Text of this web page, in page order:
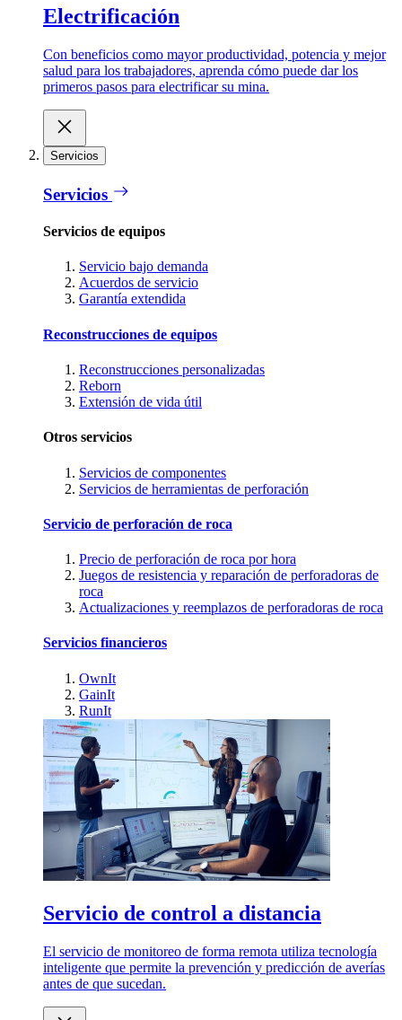
Electrificación
Con beneficios como mayor productividad, potencia y mejor
salud para los trabajadores, aprenda cómo puede dar los
primeros pasos para electrificar su mina.
Servicios
Servicios
Servicios de equipos
Servicio bajo demanda
Acuerdos de servicio
Garantía extendida
Reconstrucciones de equipos
Reconstrucciones personalizadas
Reborn
Extensión de vida útil
Otros servicios
Servicios de componentes
Servicios de herramientas de perforación
Servicio de perforación de roca
Precio de perforación de roca por hora
Juegos de resistencia y reparación de perforadoras de
roca
Actualizaciones y reemplazos de perforadoras de roca
Servicios financieros
OwnIt
GainIt
RunIt
Servicio de control a distancia
El servicio de monitoreo de forma remota utiliza tecnología
inteligente que permite la prevención y predicción de averías
antes de que sucedan.